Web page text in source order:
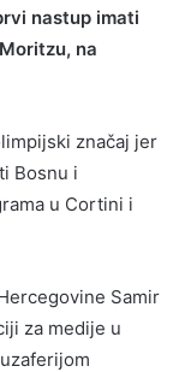
nastup imati
na
značaj jer
Bosnu i
u Cortini i
Samir
za medije u